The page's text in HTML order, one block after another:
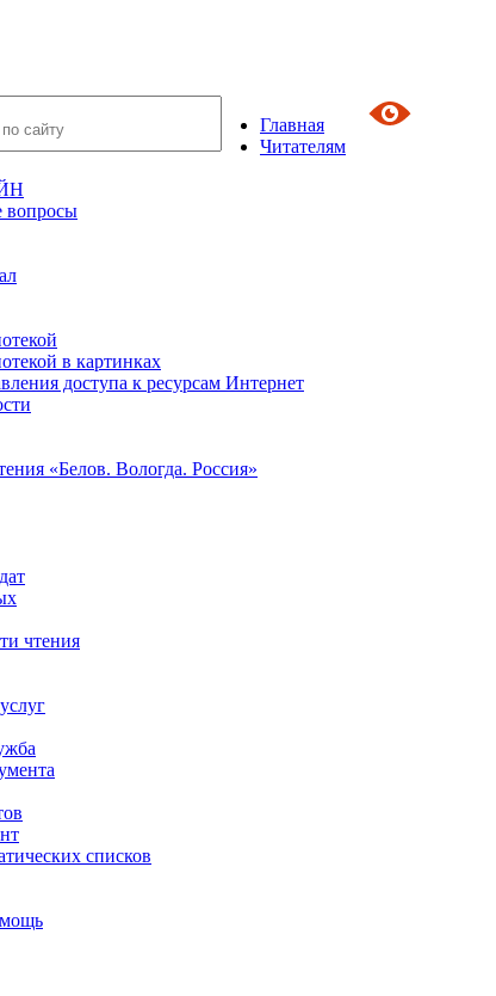
Главная
Читателям
вопросы
в картинках
доступа к ресурсам Интернет
«Белов. Вологда. Россия»
чтения
списков